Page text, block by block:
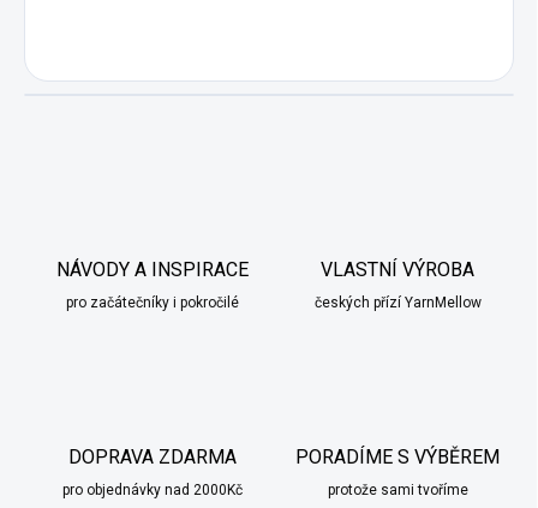
NÁVODY A INSPIRACE
pro začátečníky i pokročilé
VLASTNÍ VÝROBA
českých přízí YarnMellow
DOPRAVA ZDARMA
pro objednávky nad 2000Kč
PORADÍME S VÝBĚREM
protože sami tvoříme